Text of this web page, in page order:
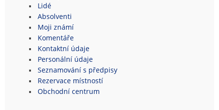
Lidé
Absolventi
Moji známí
Komentáře
Kontaktní údaje
Personální údaje
Seznamování s předpisy
Rezervace místností
Obchodní centrum